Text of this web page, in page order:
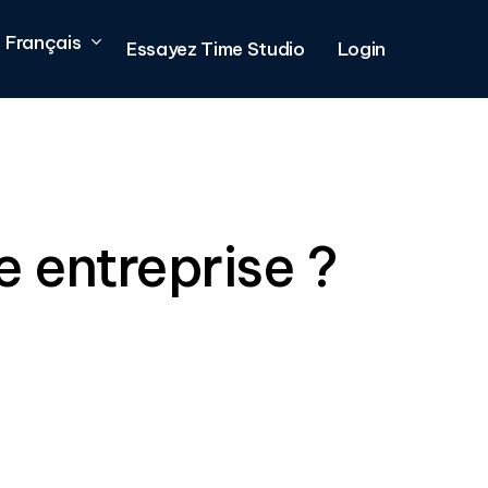
Français Essayez Time Studio Login
entreprise ?